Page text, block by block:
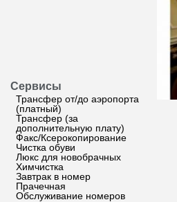
Сервисы
Трансфер от/до аэропорта
(платный)
Трансфер (за
дополнительную плату)
Факс/Ксерокопирование
Чистка обуви
Люкс для новобрачных
Химчистка
Завтрак в номер
Прачечная
Обслуживание номеров